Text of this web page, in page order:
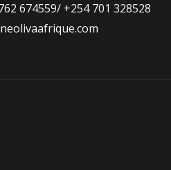
674559/ +254 701 328528